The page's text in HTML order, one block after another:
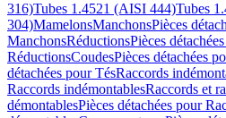
316)Tubes 1.4521 (AISI 444)Tubes
304)MamelonsManchonsPièces
ManchonsRéductionsPièces
RéductionsCoudesPièces détachées
détachées pour TésRaccords
Raccords indémontablesRaccords et
démontablesPièces détachées pour